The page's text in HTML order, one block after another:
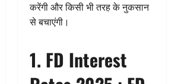
करेंगी और किसी भी तरह के नुकसान
से बचाएंगी।
1. FD Interest